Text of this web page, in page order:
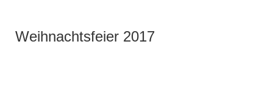
Weihnachtsfeier 2017